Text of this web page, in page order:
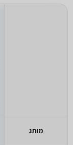
מותג